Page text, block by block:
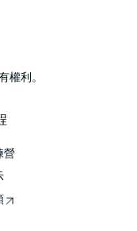
利。
營